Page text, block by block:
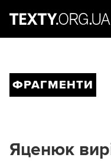
ФРАГМЕНТИ
Яценюк